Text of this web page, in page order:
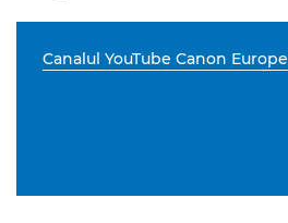
Canalul YouTube Canon Europe